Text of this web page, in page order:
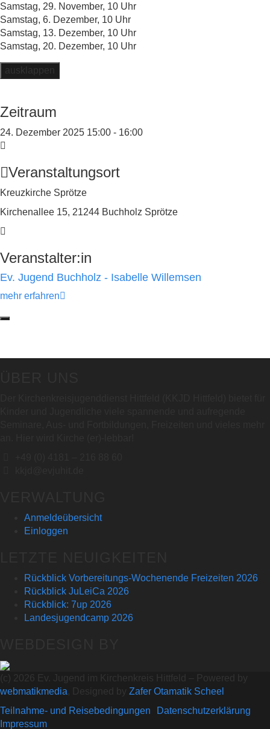
Samstag, 29. November, 10 Uhr
Samstag, 6. Dezember, 10 Uhr
Samstag, 13. Dezember, 10 Uhr
Samstag, 20. Dezember, 10 Uhr
ausklappen
Zeitraum
24. Dezember 2025 15:00 - 16:00
Veranstaltungsort
Kreuzkirche Sprötze
Kirchenallee 15, 21244 Buchholz Sprötze
Veranstalter:in
Ev. Jugend Buchholz - Isabelle Willemsen
mehr erfahren
Anmeldeübersicht
Einloggen
Rückblick Vorbereitungs-Wochenende Freizeiten 2026
Rückblick JuLeiCa 2026
Rückblick: 7up 2026
Landesjugendcamp 2026
(c) 2026 Ev. Jugend im Kirchenkreis Hittfeld – Powered by
webmatikmedia, Designed by Zafer Otamatik Scheel
Teilnahme- und Reisebedingungen
Datenschutzerklärung
Impressum